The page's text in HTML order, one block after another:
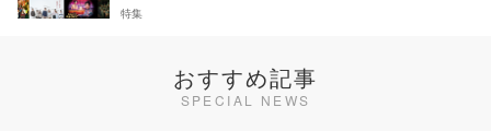
特集
おすすめ記事
SPECIAL NEWS